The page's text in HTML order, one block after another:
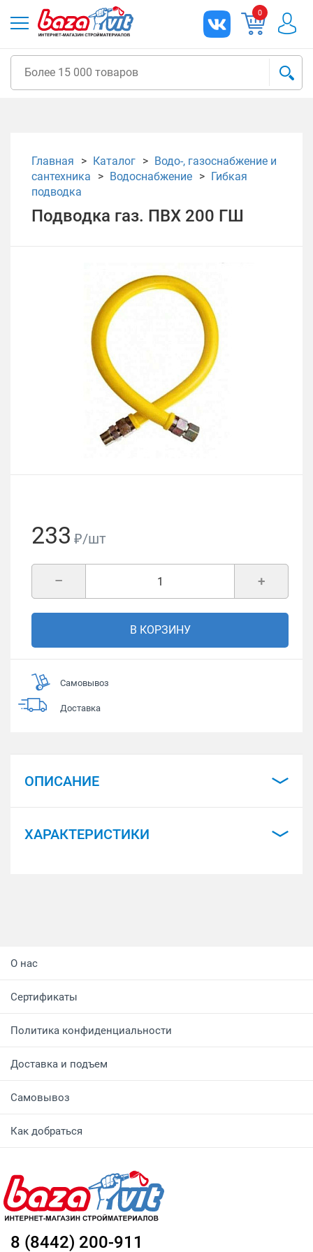
0
Главная Каталог
Водо-, газоснабжение и
сантехника
Водоснабжение
Гибкая
подводка
Подводка газ. ПВХ 200 ГШ
233 ₽/шт
+
–
В КОРЗИНУ
Самовывоз
Доставка
ОПИСАНИЕ
ХАРАКТЕРИСТИКИ
О нас
Сертификаты
Политика конфиденциальности
Доставка и подъем
Самовывоз
Как добраться
8 (8442) 200-911